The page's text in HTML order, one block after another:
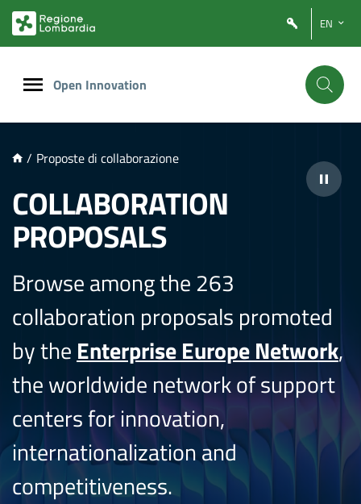
PRINCIPALE
EN
Open Innovation
/ Proposte di collaborazione
COLLABORATION
PROPOSALS
Browse among the 263
collaboration proposals promoted
by the Enterprise Europe Network,
the worldwide network of support
centers for innovation,
internationalization and
competitiveness.